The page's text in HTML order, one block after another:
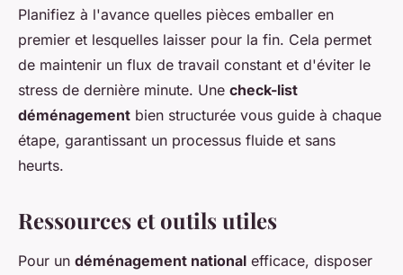
Planifiez à l'avance quelles pièces emballer en
premier et lesquelles laisser pour la fin. Cela permet
de maintenir un flux de travail constant et d'éviter le
stress de dernière minute. Une check-list
déménagement bien structurée vous guide à chaque
étape, garantissant un processus fluide et sans
heurts.
Ressources et outils utiles
Pour un déménagement national efficace, disposer